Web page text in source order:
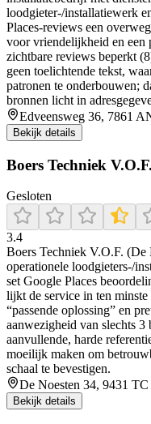
loodgieter-/installatiewerk
Places-reviews een
voor vriendelijkheid en een
zichtbare reviews beperkt
geen toelichtende tekst,
patronen te onderbouwen;
bronnen licht in
Edveensweg 36, 7861
Bekijk details
Boers Techniek V.O.F.
Gesloten
3.4
Boers Techniek V.O.F. (De
operationele loodgieters-/
set Google Places
lijkt de service in ten minste
“passende oplossing” en
aanwezigheid van slechts
aanvullende, harde
moeilijk maken om
schaal te bevestigen.
De Noesten 34, 9431
Bekijk details